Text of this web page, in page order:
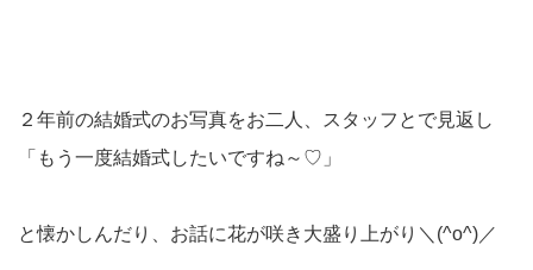
２年前の結婚式のお写真をお二人、スタッフとで見返し
「もう一度結婚式したいですね～♡」
と懐かしんだり、お話に花が咲き大盛り上がり＼(^o^)／